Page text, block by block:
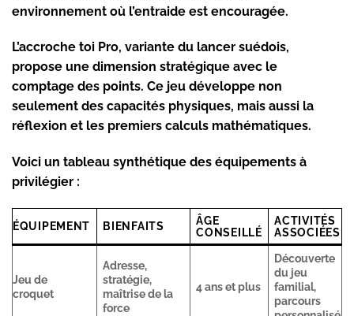
environnement où l’entraide est encouragée.
L’accroche toi Pro, variante du lancer suédois,
propose une dimension stratégique avec le
comptage des points. Ce jeu développe non
seulement des capacités physiques, mais aussi la
réflexion et les premiers calculs mathématiques.
Voici un tableau synthétique des équipements à
privilégier :
ÉQUIPEMENT BIENFAITS
ÂGE
CONSEILLÉ
ACTIVITÉS
ASSOCIÉES
Jeu de
croquet
Adresse,
stratégie,
maîtrise de la
force
4 ans et plus
Découverte
du jeu
familial,
parcours